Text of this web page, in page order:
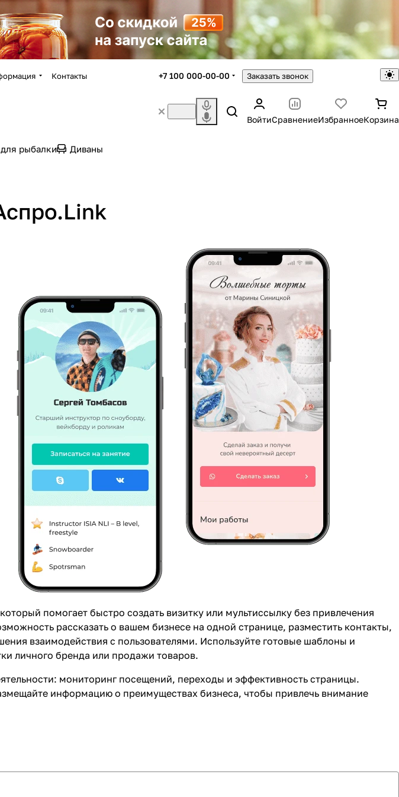
Контакты +7 100 000-00-00 Заказать звонок
ВойтиСравнениеИзбранноеКорзина
рыбалки Диваны
который помогает быстро создать визитку или мультиссылку без привлечения
рассказать о вашем бизнесе на одной странице, разместить контакты,
взаимодействия с пользователями. Используйте готовые шаблоны и
личного бренда или продажи товаров.
мониторинг посещений, переходы и эффективность страницы.
информацию о преимуществах бизнеса, чтобы привлечь внимание